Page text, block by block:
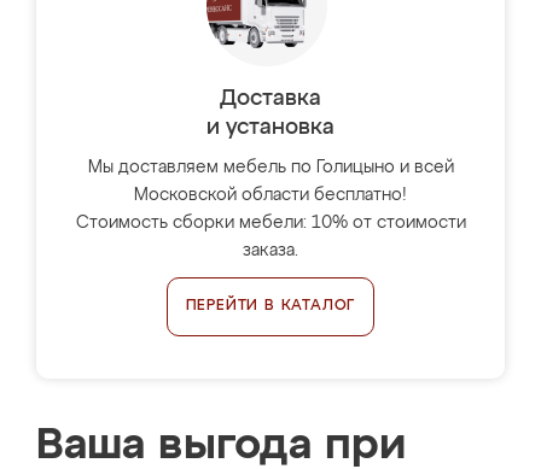
Доставка
и установка
Мы доставляем мебель по Голицыно и всей
Московской области бесплатно!
Стоимость сборки мебели: 10% от стоимости
заказа.
ПЕРЕЙТИ В КАТАЛОГ
Ваша выгода при